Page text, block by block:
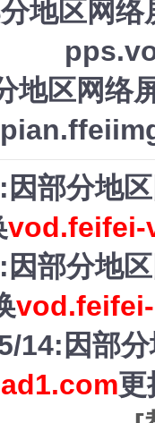
地区网
地区网
部分地
vod.feifei-
部分地
14:因部
更